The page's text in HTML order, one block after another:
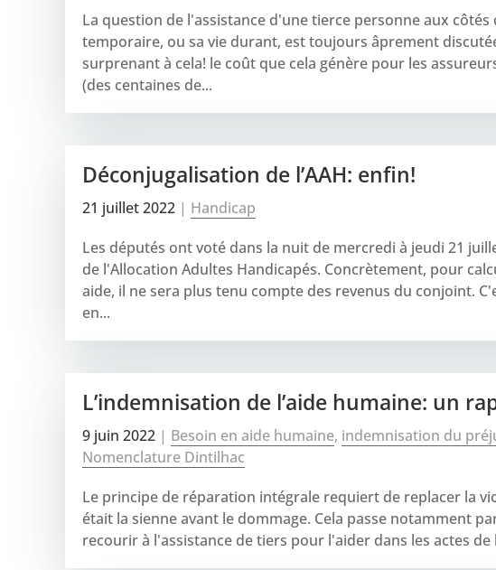
La question de l'assistance d'une tierce personne aux côtés
temporaire, ou sa vie durant, est toujours âprement
surprenant à cela! le coût que cela génère pour les
(des centaines de...
Déconjugalisation de l’AAH: enfin!
21 juillet 2022 | Handicap
Les députés ont voté dans la nuit de mercredi à jeudi 21
de l'Allocation Adultes Handicapés. Concrètement, pour
aide, il ne sera plus tenu compte des revenus du conjoint.
en...
L’indemnisation de l’aide humaine: un
9 juin 2022 | Besoin en aide humaine, indemnisation du
Nomenclature Dintilhac
Le principe de réparation intégrale requiert de replacer la
était la sienne avant le dommage. Cela passe notamment
recourir à l'assistance de tiers pour l'aider dans les actes de